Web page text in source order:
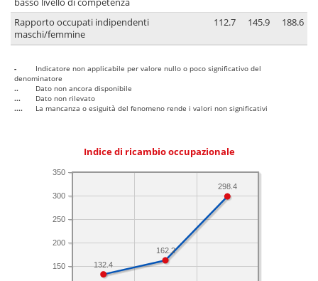
basso livello di competenza
Rapporto occupati indipendenti
maschi/femmine
112.7 145.9 188.6
-
Indicatore non applicabile per valore nullo o poco significativo del
denominatore
..
Dato non ancora disponibile
...
Dato non rilevato
....
La mancanza o esiguità del fenomeno rende i valori non significativi
Indice di ricambio occupazionale
150
200
250
300
350
298.4
162.2
132.4